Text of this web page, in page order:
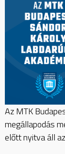
Az MTK
megállapodás
előtt nyitva áll